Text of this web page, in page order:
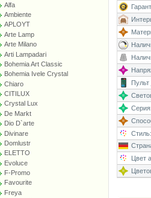
Alfa
Ambiente
APLOYT
Arte Lamp
Arte Milano
Arti Lampadari
Bohemia Art Classic
Bohemia Ivele Crystal
Chiaro
CITILUX
Crystal Lux
De Markt
Dio D`arte
Divinare
Domlustr
ELETTO
Evoluce
F-Promo
Favourite
Freya
Пульт
Серия:
Стиль:
Цвет